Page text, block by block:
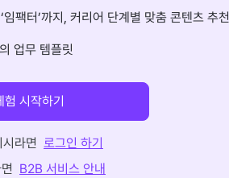
팩터’까지, 커리어 단계별 맞춤 콘텐츠 추천
업무 템플릿
시작하기
라면 로그인 하기
B2B 서비스 안내